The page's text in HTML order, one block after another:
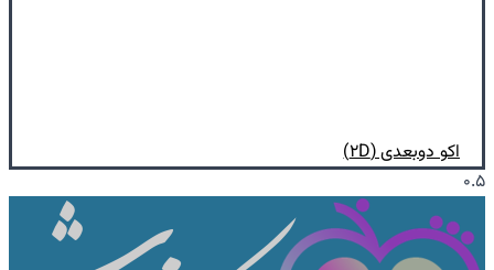
اکو دوبعدی (۲D)